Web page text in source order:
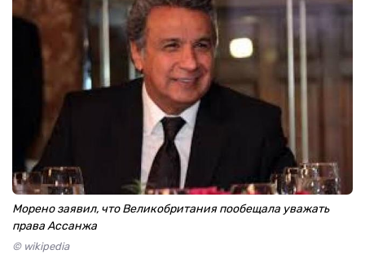
Морено заявил, что Великобритания пообещала уважать
права Ассанжа
© wikipedia